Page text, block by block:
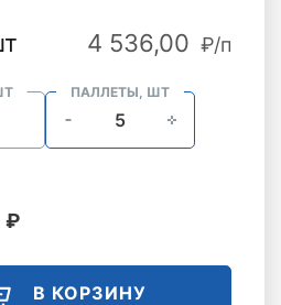
4 536,00 ₽/п
ПАЛЛЕТЫ, ШТ
₽
В КОРЗИНУ